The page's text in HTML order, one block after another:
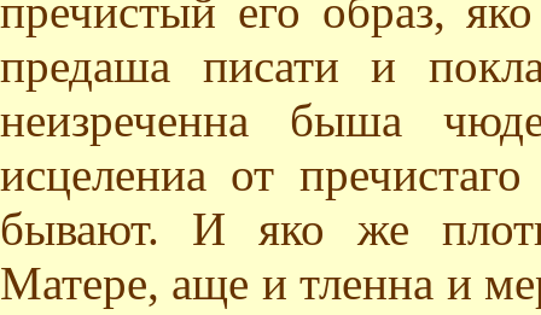
пречистый его образ,
предаша писати и
неизреченна быша
исцелениа от
бывают. И яко же
Матере, аще и тленна и